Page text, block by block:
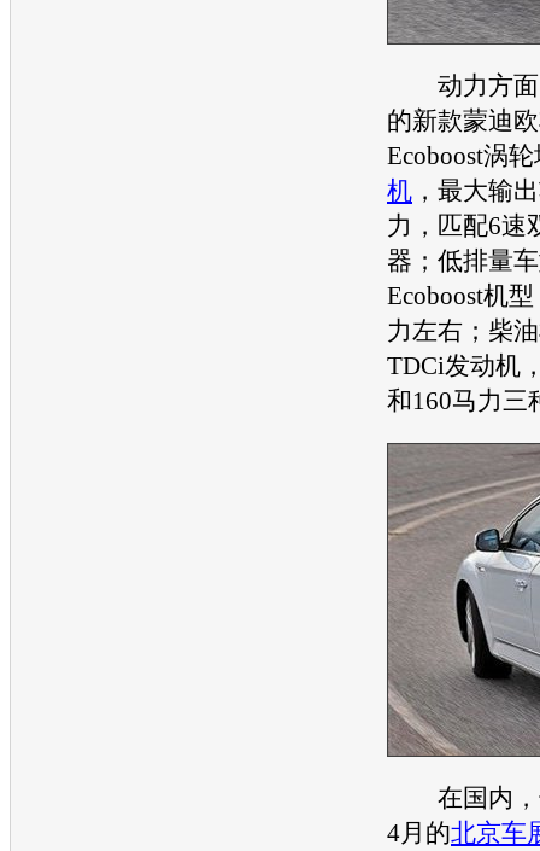
动力方面
的新款蒙迪欧
Ecoboost涡
机 ，最大输
力，匹配6速
器；低排量
Ecoboost机
力左右；柴
TDCi发动机
和160马力三
在国内，
4月的北京车